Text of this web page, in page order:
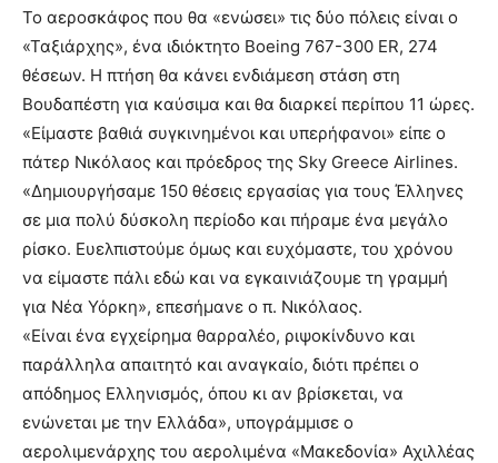
Το αεροσκάφος που θα «ενώσει» τις δύο πόλεις είναι ο
«Ταξιάρχης», ένα ιδιόκτητο Boeing 767-300 ER, 274
θέσεων. Η πτήση θα κάνει ενδιάμεση στάση στη
Βουδαπέστη για καύσιμα και θα διαρκεί περίπου 11 ώρες.
«Είμαστε βαθιά συγκινημένοι και υπερήφανοι» είπε ο
πάτερ Νικόλαος και πρόεδρος της Sky Greece Airlines.
«Δημιουργήσαμε 150 θέσεις εργασίας για τους Έλληνες
σε μια πολύ δύσκολη περίοδο και πήραμε ένα μεγάλο
ρίσκο. Ευελπιστούμε όμως και ευχόμαστε, του χρόνου
να είμαστε πάλι εδώ και να εγκαινιάζουμε τη γραμμή
για Νέα Υόρκη», επεσήμανε ο π. Νικόλαος.
«Είναι ένα εγχείρημα θαρραλέο, ριψοκίνδυνο και
παράλληλα απαιτητό και αναγκαίο, διότι πρέπει ο
απόδημος Ελληνισμός, όπου κι αν βρίσκεται, να
ενώνεται με την Ελλάδα», υπογράμμισε ο
αερολιμενάρχης του αερολιμένα «Μακεδονία» Αχιλλέας